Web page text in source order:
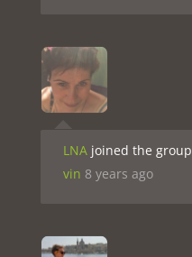
LNAjoined the group
vin 8 years ago